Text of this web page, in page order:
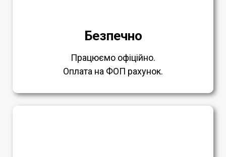
Безпечно
Працюємо офіційно.
Оплата на ФОП рахунок.